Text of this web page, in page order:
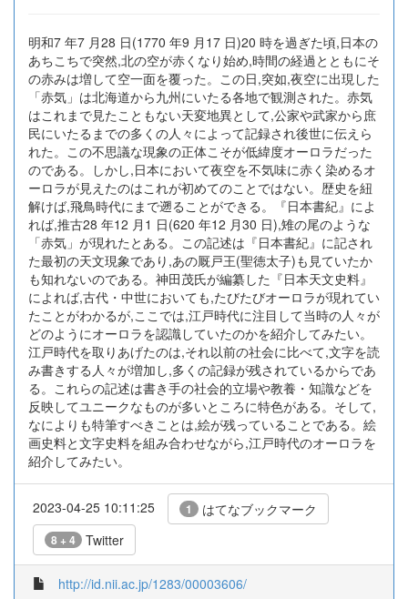
明和7 年7 月28 日(1770 年9 月17 日)20 時を過ぎた頃,日本の
あちこちで突然,北の空が赤くなり始め,時間の経過とともにそ
の赤みは増して空一面を覆った。この日,突如,夜空に出現した
「赤気」は北海道から九州にいたる各地で観測された。赤気
はこれまで見たこともない天変地異として,公家や武家から庶
民にいたるまでの多くの人々によって記録され後世に伝えら
れた。この不思議な現象の正体こそが低緯度オーロラだった
のである。しかし,日本において夜空を不気味に赤く染めるオ
ーロラが見えたのはこれが初めてのことではない。歴史を紐
解けば,飛鳥時代にまで遡ることができる。『日本書紀』によ
れば,推古28 年12 月1 日(620 年12 月30 日),雉の尾のような
「赤気」が現れたとある。この記述は『日本書紀』に記され
た最初の天文現象であり,あの厩戸王(聖徳太子)も見ていたか
も知れないのである。神田茂氏が編纂した『日本天文史料』
によれば,古代・中世においても,たびたびオーロラが現れてい
たことがわかるが,ここでは,江戸時代に注目して当時の人々が
どのようにオーロラを認識していたのかを紹介してみたい。
江戸時代を取りあげたのは,それ以前の社会に比べて,文字を読
み書きする人々が増加し,多くの記録が残されているからであ
る。これらの記述は書き手の社会的立場や教養・知識などを
反映してユニークなものが多いところに特色がある。そして,
なによりも特筆すべきことは,絵が残っていることである。絵
画史料と文字史料を組み合わせながら,江戸時代のオーロラを
紹介してみたい。
2023-04-25 10:11:25 1 はてなブックマーク
8 + 4 Twitter
http://id.nii.ac.jp/1283/00003606/